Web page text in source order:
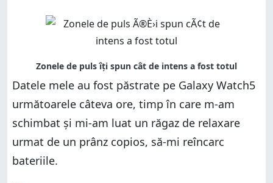
Datele mele au fost păstrate pe Galaxy Watch5
următoarele câteva ore, timp în care m-am
schimbat și mi-am luat un răgaz de relaxare
urmat de un prânz copios, să-mi reîncarc
bateriile.